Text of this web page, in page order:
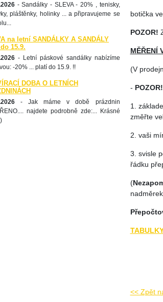
botička
POZOR!
MĚŘENÍ
(V
- POZOR!
1.
změřte
2. vaši
3. svisle
řádku
(
<< Zpět
- Sandálky - SLEVA - 20% , tenisky,
pláštěnky, holinky ... a připravujeme se
na letní SANDÁLKY A SANDÁLY
15.9.
- Letní páskové sandálky nabízíme
-20% ... platí do 15.9. !!
DOBA O LETNÍCH
- Jak máme v době prázdnin
najdete podrobně zde:... Krásné